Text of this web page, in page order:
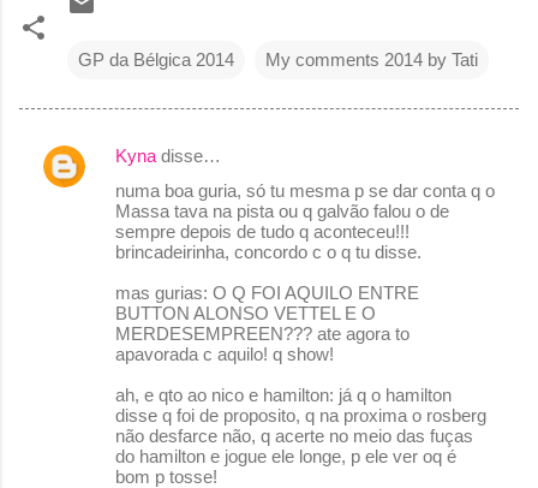
GP da Bélgica 2014 My comments 2014 by Tati
C
Kyna disse…
numa boa guria, só tu mesma p se dar conta q o
Massa tava na pista ou q galvão falou o de
sempre depois de tudo q aconteceu!!!
brincadeirinha, concordo c o q tu disse.
mas gurias: O Q FOI AQUILO ENTRE
BUTTON ALONSO VETTEL E O
MERDESEMPREEN??? ate agora to
apavorada c aquilo! q show!
ah, e qto ao nico e hamilton: já q o hamilton
disse q foi de proposito, q na proxima o rosberg
não desfarce não, q acerte no meio das fuças
do hamilton e jogue ele longe, p ele ver oq é
bom p tosse!